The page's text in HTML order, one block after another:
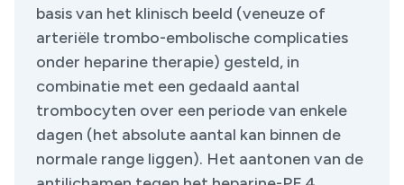
basis van het klinisch beeld (veneuze of
arteriële trombo-embolische complicaties
onder heparine therapie) gesteld, in
combinatie met een gedaald aantal
trombocyten over een periode van enkele
dagen (het absolute aantal kan binnen de
normale range liggen). Het aantonen van de